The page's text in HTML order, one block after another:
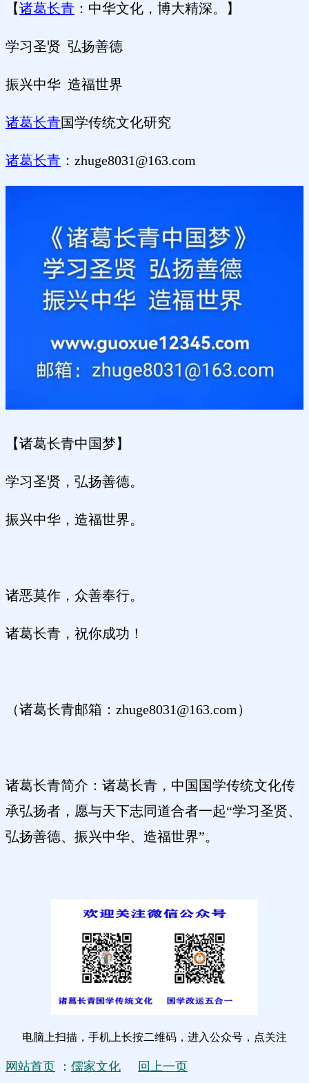
【诸葛长青 ：中华文化，博大精深。】
学习圣贤 弘扬善德
振兴中华 造福世界
诸葛长青国学传统文化研究
诸葛长青 ： zhuge8031@163.com
【诸葛长青中国梦】
学习圣贤，弘扬善德。
振兴中华，造福世界。
诸恶莫作，众善奉行。
诸葛长青，祝你成功！
（诸葛长青邮箱： zhuge8031@163.com）
诸葛长青简介：诸葛长青，中国国学传统文化传
承弘扬者，愿与天下志同道合者一起“学习圣贤、
弘扬善德、振兴中华、造福世界”。
电脑上扫描，手机上长按二维码，进入公众号，点关注
网站首页 ： 儒家文化 回上一页